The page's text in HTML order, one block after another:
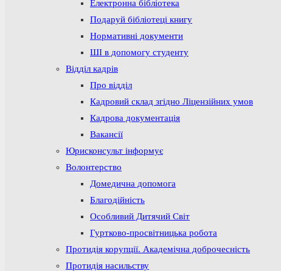
Електронна бібліотека
Подаруй бібліотеці книгу
Нормативні документи
ШІ в допомогу студенту
Відділ кадрів
Про відділ
Кадровий склад згідно Ліцензійних умов
Кадрова документація
Вакансії
Юрисконсульт інформує
Волонтерство
Домедична допомога
Благодійність
Особливий Дитячий Світ
Гуртково-просвітницька робота
Протидія корупції. Академічна доброчесність
Протидія насильству